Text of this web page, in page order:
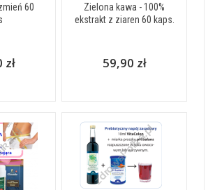
60
zł
Zielona kawa - 100%
ekstrakt z ziaren 60 kaps.
59,90 zł